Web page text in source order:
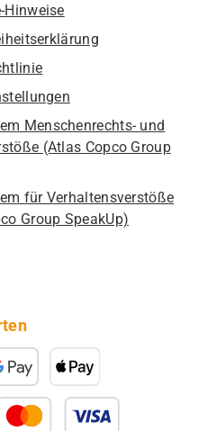
Hinweise
Menschenrechts- und
(Atlas Copco Group
für Verhaltensverstöße
Group SpeakUp)